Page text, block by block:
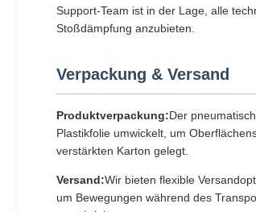
Support-Team ist in der Lage, alle
Stoßdämpfung anzubieten.
Verpackung & Versand
Produktverpackung:Der
Plastikfolie umwickelt, um
verstärkten Karton gelegt.
Versand:Wir bieten flexible
um Bewegungen während des